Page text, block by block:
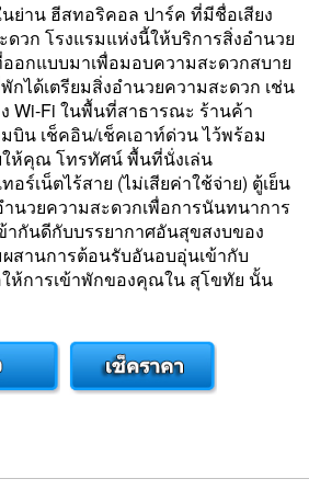
น ฮีสทอริคอล ปาร์ค ที่มีชื่อเสียง
ดวก โรงแรมแห่งนี้ให้บริการสิ่งอำนวย
อกแบบมาเพื่อมอบความสะดวกสบาย
กได้เตรียมสิ่งอำนวยความสะดวก เช่น
Wi-Fi ในพื้นที่สาธารณะ ร้านค้า
บิน เช็คอิน/เช็คเอาท์ด่วน ไว้พร้อม
ห้คุณ โทรทัศน์ พื้นที่นั่งเล่น
อร์เน็ตไร้สาย (ไม่เสียค่าใช้จ่าย) ตู้เย็น
นวยความสะดวกเพื่อการนันทนาการ
ากันดีกับบรรยากาศอันสุขสงบของ
สานการต้อนรับอันอบอุ่นเข้ากับ
ให้การเข้าพักของคุณใน สุโขทัย นั้น